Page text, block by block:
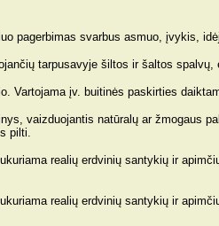
pagerbimas svarbus asmuo, įvykis,
tarpusavyje šiltos ir šaltos
Vartojama įv. buitinės paskirties
vaizduojantis natūralų ar žmogaus
pilti.
realių erdvinių santykių ir
realių erdvinių santykių ir